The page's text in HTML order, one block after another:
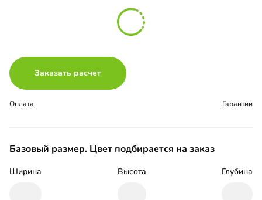
Заказать расчет
Оплата Гарантии
Базовый размер. Цвет подбирается на заказ
Ширина Высота Глубина